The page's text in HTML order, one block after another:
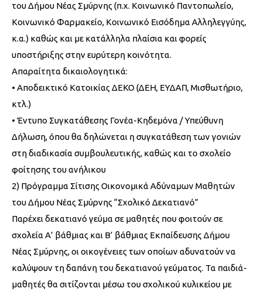
του Δήμου Νέας Σμύρνης (π.χ. Κοινωνικό Παντοπωλείο,
Κοινωνικό Φαρμακείο, Κοινωνικό Εισόδημα Αλληλεγγύης,
κ.α.) καθώς και με κατάλληλα πλαίσια και φορείς
υποστήριξης στην ευρύτερη κοινότητα.
Απαραίτητα δικαιολογητικά:
• Αποδεικτικό Κατοικίας ΔΕΚΟ (ΔΕΗ, ΕΥΔΑΠ, Μισθωτήριο,
κτλ.)
• Έντυπο Συγκατάθεσης Γονέα-Κηδεμόνα / Υπεύθυνη
Δήλωση, όπου θα δηλώνεται η συγκατάθεση των γονιών
στη διαδικασία συμβουλευτικής, καθώς και το σχολείο
φοίτησης του ανήλικου
2) Πρόγραμμα Σίτισης Οικονομικά Αδύναμων Μαθητών
του Δήμου Νέας Σμύρνης “Σχολικό Δεκατιανό”
Παρέχει δεκατιανό γεύμα σε μαθητές που φοιτούν σε
σχολεία Α’ βάθμιας και Β’ βάθμιας Εκπαίδευσης Δήμου
Νέας Σμύρνης, οι οικογένειες των οποίων αδυνατούν να
καλύψουν τη δαπάνη του δεκατιανού γεύματος. Τα παιδιά-
μαθητές θα σιτίζονται μέσω του σχολικού κυλικείου με